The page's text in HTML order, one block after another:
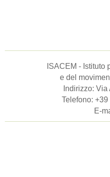
ISACEM - Istituto
e del
Indirizzo:
Telefono:
E-